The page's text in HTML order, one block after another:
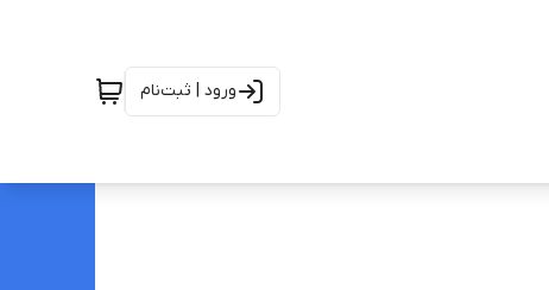
ورود | ثبت‌نام